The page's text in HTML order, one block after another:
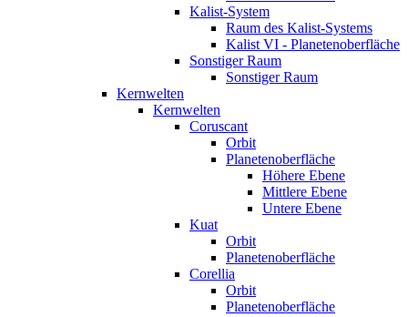
Kalist-System
Raum des Kalist-Systems
Kalist VI - Planetenoberfläche
Sonstiger Raum
Sonstiger Raum
Kernwelten
Kernwelten
Coruscant
Orbit
Planetenoberfläche
Höhere Ebene
Mittlere Ebene
Untere Ebene
Kuat
Orbit
Planetenoberfläche
Corellia
Orbit
Planetenoberfläche